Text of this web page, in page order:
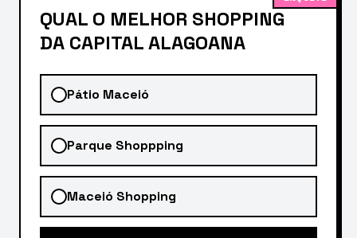
QUAL O MELHOR SHOPPING
DA CAPITAL ALAGOANA
Pátio Maceió
Parque Shoppping
Maceió Shopping